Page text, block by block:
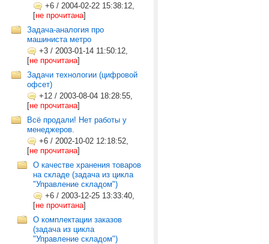
+6 / 2004-02-22 15:38:12,
[не прочитана]
Задача-аналогия про
машиниста метро
+3 / 2003-01-14 11:50:12,
[не прочитана]
Задачи технологии (цифровой
офсет)
+12 / 2003-08-04 18:28:55,
[не прочитана]
Всё продали! Нет работы у
менеджеров.
+6 / 2002-10-02 12:18:52,
[не прочитана]
О качестве хранения товаров
на складе (задача из цикла
"Управление складом")
+6 / 2003-12-25 13:33:40,
[не прочитана]
О комплектации заказов
(задача из цикла
"Управление складом")